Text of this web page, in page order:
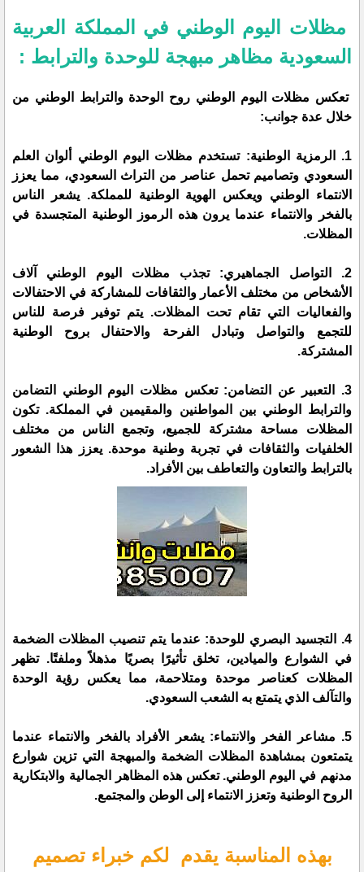
مظلات اليوم الوطني في المملكة العربية
السعودية مظاهر مبهجة للوحدة والترابط :
تعكس مظلات اليوم الوطني روح الوحدة والترابط الوطني من
خلال عدة جوانب:
1. الرمزية الوطنية: تستخدم مظلات اليوم الوطني ألوان العلم
السعودي وتصاميم تحمل عناصر من التراث السعودي، مما يعزز
الانتماء الوطني ويعكس الهوية الوطنية للمملكة. يشعر الناس
بالفخر والانتماء عندما يرون هذه الرموز الوطنية المتجسدة في
المظلات.
2. التواصل الجماهيري: تجذب مظلات اليوم الوطني آلاف
الأشخاص من مختلف الأعمار والثقافات للمشاركة في الاحتفالات
والفعاليات التي تقام تحت المظلات. يتم توفير فرصة للناس
للتجمع والتواصل وتبادل الفرحة والاحتفال بروح الوطنية
المشتركة.
3. التعبير عن التضامن: تعكس مظلات اليوم الوطني التضامن
والترابط الوطني بين المواطنين والمقيمين في المملكة. تكون
المظلات مساحة مشتركة للجميع، وتجمع الناس من مختلف
الخلفيات والثقافات في تجربة وطنية موحدة. يعزز هذا الشعور
بالترابط والتعاون والتعاطف بين الأفراد.
4. التجسيد البصري للوحدة: عندما يتم تنصيب المظلات الضخمة
في الشوارع والميادين، تخلق تأثيرًا بصريًا مذهلاً وملفتًا. تظهر
المظلات كعناصر موحدة ومتلاحمة، مما يعكس رؤية الوحدة
والتآلف الذي يتمتع به الشعب السعودي.
5. مشاعر الفخر والانتماء: يشعر الأفراد بالفخر والانتماء عندما
يتمتعون بمشاهدة المظلات الضخمة والمبهجة التي تزين شوارع
مدنهم في اليوم الوطني. تعكس هذه المظاهر الجمالية والابتكارية
الروح الوطنية وتعزز الانتماء إلى الوطن والمجتمع.
بهذه المناسبة يقدم لكم خبراء تصميم